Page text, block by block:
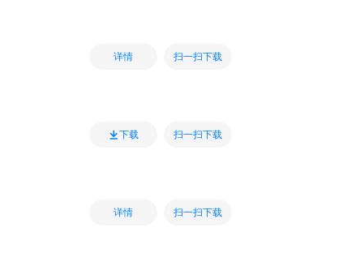
详情 扫一扫下载
下载 扫一扫下载
详情 扫一扫下载